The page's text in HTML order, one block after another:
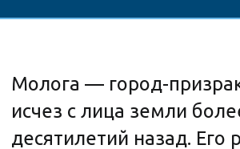
Рыбинской ГЭС, по которому
дном рукотворного моря. Более
100 тысяч человек, проживавших в
затопляемой зоне, должны были
уехать из родных мест. В 1936 году